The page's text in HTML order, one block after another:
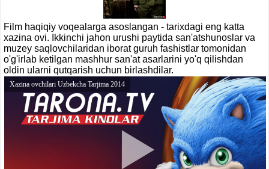
Film haqiqiy voqealarga asoslangan - tarixdagi eng katta
xazina ovi. Ikkinchi jahon urushi paytida san'atshunoslar va
muzey saqlovchilaridan iborat guruh fashistlar tomonidan
o'g'irlab ketilgan mashhur san'at asarlarini yo'q qilishdan
oldin ularni qutqarish uchun birlashdilar.
Xazina ovchilari Uzbekcha Tarjima 2014